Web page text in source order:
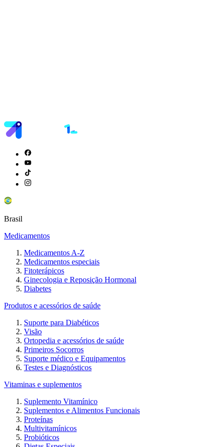
Brasil
Medicamentos
Medicamentos A-Z
Medicamentos especiais
Fitoterápicos
Ginecologia e Reposição Hormonal
Diabetes
Produtos e acessórios de saúde
Suporte para Diabéticos
Visão
Ortopedia e acessórios de saúde
Primeiros Socorros
Suporte médico e Equipamentos
Testes e Diagnósticos
Vitaminas e suplementos
Suplemento Vitamínico
Suplementos e Alimentos Funcionais
Proteínas
Multivitamínicos
Probióticos